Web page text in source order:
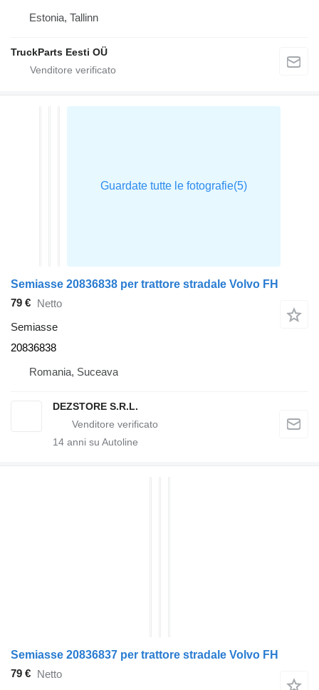
Estonia, Tallinn
TruckParts Eesti OÜ
Semiasse 20836838 per trattore stradale Volvo FH
79 € Netto
Semiasse
20836838
Romania, Suceava
DEZSTORE S.R.L.
14 anni su Autoline
Semiasse 20836837 per trattore stradale Volvo FH
79 € Netto